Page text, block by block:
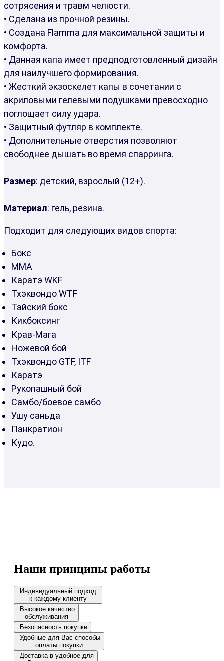
сотрясения и травм челюсти.
• Сделана из прочной резины.
• Создана Flamma для максимальной защиты и
комфорта.
• Данная капа имеет предподготовленный дизайн
для наилучшего формирования.
• Жесткий экзоскелет капы в сочетании с
акриловыми гелевыми подушками превосходно
поглощает силу удара.
• Защитный футляр в комплекте.
• Дополнительные отверстия позволяют
свободнее дышать во время спарринга.
Размер: детский, взрослый (12+).
Материал: гель, резина.
Подходит для следующих видов спорта:
Бокс
ММА
Каратэ WKF
Тхэквондо WTF
Тайский бокс
Кикбоксинг
Крав-Мага
Ножевой бой
Тхэквондо GTF, ITF
Каратэ
Рукопашный бой
Самбо/боевое самбо
Ушу саньда
Панкратион
Кудо.
Наши принципы работы
Индивидуальный подход
к каждому клиенту
Высокое качество
обслуживания
Безопасность покупки
Удобные для Вас способы
оплаты покупки
Доставка в удобное для